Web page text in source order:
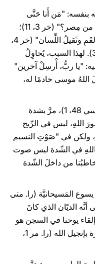
بنفسه: "مَن أَنا حَتَّى
أَذهَبَ إِلى فِرعَون وأُخرِجَ بني إِسرائيلَ من مِصر؟" (خر 3، 11)؛
"إِنِّي لَستُ رَجُلَ كَلامٍ، [...] لأَنِّي ثَقيلُ الفَمِ وثَقيلُ اللِّسان" (خر 4،
10)؛ "وأَنا ثَقيلُ اللِّسان" (خر 6، 12. 30). لهذا السبب، يُحاوِلُ
"يا ربُّ، أْرسِلْ آخرين"
جعلَ اللهُ موسى خادمًا له،
إيليا، النبيَّ القويُّ حتى شُبِّهَ بالنَّار (را. سي 48، 1)، مرَّ بشدة
اللهِ، ليس في الرِّيح
ولكن في "صَوْتِ النسيم
19، 11-12). صوتُ اللهِ في الشّدة ليس صوت
من داخلَ الشّدة
المَسيحانيَّة (را. متى
أنَّه الديّان الذي كانَ
رُبما يتوقعه (را. متى 3، 11-12). إلقاء يوحنا في السجن هو
الحدث الذي من بعده بدأ يسوع بالكرازة بإنجيل الله (را. مر 1،